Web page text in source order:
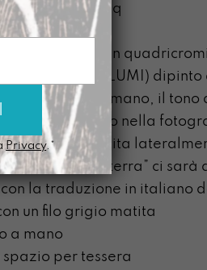
da 800g/mq
50g
stampata in
o (nella linea LLUMI) dipinto
dipinto a mano, il
diverso da quello nella
Gazpacha cucita
resto della terra” ci sarà
la traduzione in italiano
un filo grigio matita
a mano
spazio per tessera
Privacy.*